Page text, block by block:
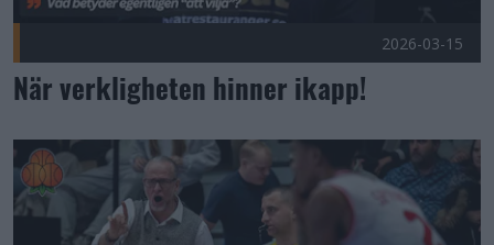
2026-03-15
När verkligheten hinner ikapp!
ROAD TRIP FÖR UMEÅ BASKET I SÖDRA SVERIGE